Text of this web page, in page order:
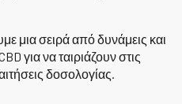
μια σειρά από δυνάμεις και
για να ταιριάζουν στις
δοσολογίας.